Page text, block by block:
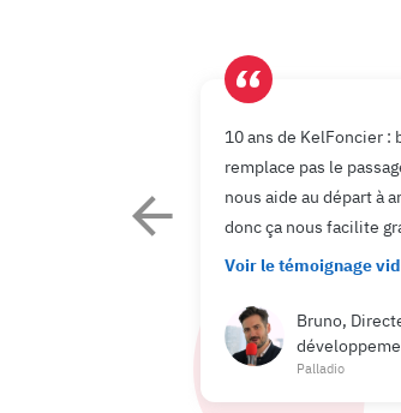
10 ans de KelFoncier :
remplace pas le
nous aide au départ à
donc ça nous facilite
Voir le témoignage
Bruno,
Palladio